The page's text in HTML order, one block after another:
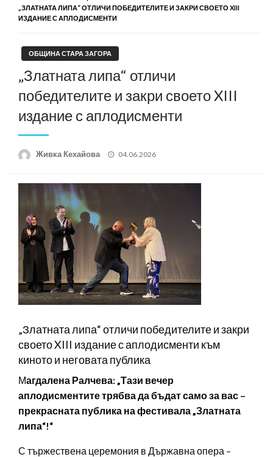
„ЗЛАТНАТА ЛИПА“ ОТЛИЧИ ПОБЕДИТЕЛИТЕ И ЗАКРИ СВОЕТО XIII
ИЗДАНИЕ С АПЛОДИСМЕНТИ
ОБЩИНА СТАРА ЗАГОРА
„Златната липа“ отличи
победителите и закри своето XIII
издание с аплодисменти
Живка Кехайова
Posted
04.06.2026
„Златната липа“ отличи победителите и закри
своето XIII издание с аплодисменти към
киното и неговата публика
Магдалена Ралчева: „Тази вечер
аплодисментите трябва да бъдат само за вас –
прекрасната публика на фестивала „Златната
липа“!“
С тържествена церемония в Държавна опера –